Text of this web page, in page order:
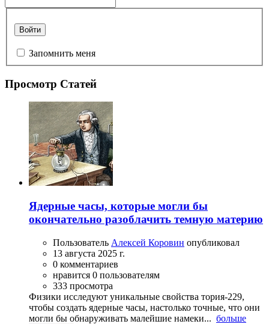
Войти
Запомнить меня
Просмотр Статей
Ядерные часы, которые могли бы
окончательно разоблачить темную материю
Пользователь Алексей Коровин опубликовал
13 августа 2025 г.
0 комментариев
нравится 0 пользователям
333 просмотра
Физики исследуют уникальные свойства тория-229,
чтобы создать ядерные часы, настолько точные, что они
могли бы обнаруживать малейшие намеки... больше